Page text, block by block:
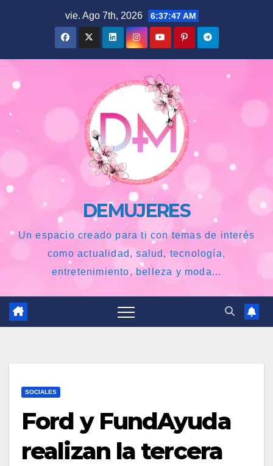
vie. Ago 7th, 2026 6:37:49 AM
DEMUJERES
Un espacio creado para ti con temas de interés
como actualidad, salud, tecnología,
entretenimiento, belleza y moda...
SOCIALES
Ford y FundAyuda
realizan la tercera